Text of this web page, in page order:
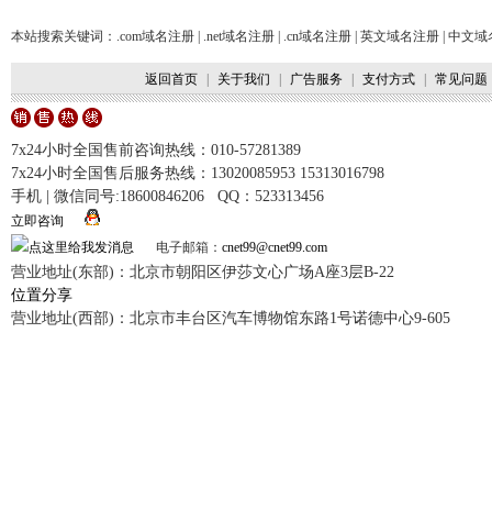
本站搜索关键词：.com域名注册 | .net域名注册 | .cn域名注册 | 英文域名注册 | 中文
返回首页 关于我们 广告服务 支付方式 常见问题
7x24小时全国售前咨询热线：010-57281389
7x24小时全国售后服务热线：13020085953 15313016798
手机 | 微信同号:18600846206 QQ：523313456
立即咨询
电子邮箱： cnet99@cnet99.com
营业地址(东部)：北京市朝阳区伊莎文心广场A座3层B-22
位置分享
营业地址(西部)：北京市丰台区汽车博物馆东路1号诺德中心9-605